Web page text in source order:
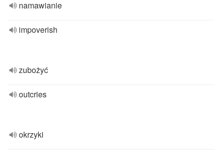
namawianie
impoverish
zubożyć
outcries
okrzyki